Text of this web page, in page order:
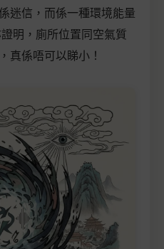
迷信，而係一種環境能量
明，廁所位置同空氣質
真係唔可以睇小！